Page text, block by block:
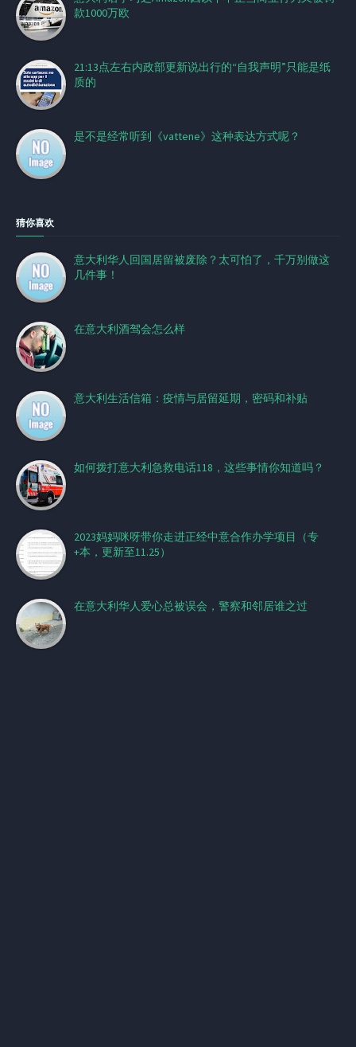
款1000万欧
21:13点左右内政部更新说出行的“自我声明”只能是纸
质的
是不是经常听到《vattene》这种表达方式呢？
猜你喜欢
意大利华人回国居留被废除？太可怕了，千万别做这
几件事！
在意大利酒驾会怎么样
意大利生活信箱：疫情与居留延期，密码和补贴
如何拨打意大利急救电话118，这些事情你知道吗？
2023妈妈咪呀带你走进正经中意合作办学项目（专
+本，更新至11.25）
在意大利华人爱心总被误会，警察和邻居谁之过